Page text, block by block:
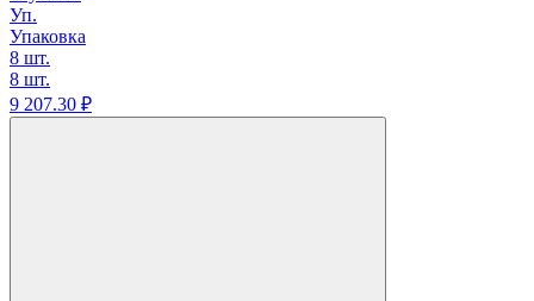
Уп.
Упаковка
8 шт.
8 шт.
9 207.30 ₽